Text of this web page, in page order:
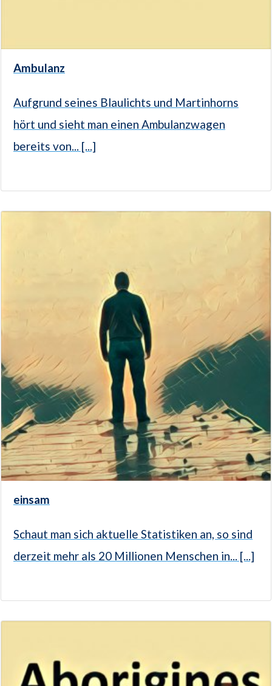
Ambulanz
Aufgrund seines Blaulichts und Martinhorns
hört und sieht man einen Ambulanzwagen
bereits von... [...]
einsam
Schaut man sich aktuelle Statistiken an, so sind
derzeit mehr als 20 Millionen Menschen in... [...]